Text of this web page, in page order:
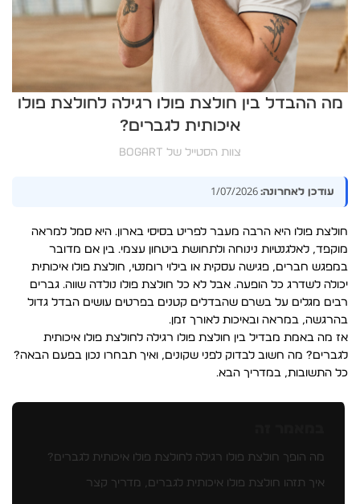
מה ההבדל בין חולצת פולו רגילה לחולצת פולו
איכותית לגברים?
צוות הסטייל של BOGART
עודכן לאחרונה:
חולצת פולו היא הרבה מעבר לפריט בסיסי בארון. היא סמל למראה
מוקפד, לאלגנטיות נינוחה ולתחושת ביטחון עצמי. בין אם מדובר
במפגש חברים, פגישה עסקית או בילוי רומנטי, חולצת פולו איכותית
יכולה לשדרג כל הופעה. אבל לא כל חולצת פולו נולדה שווה. גברים
רבים מגלים על בשרם שהבדלים קטנים בפרטים עושים הבדל גדול
בהרגשה, במראה ובאיכות לאורך זמן.
אז מה באמת מבדיל בין חולצת פולו רגילה לחולצת פולו איכותית
לגברים? מה חשוב לבדוק לפני שקונים, ואיך תבחרו נכון בפעם הבאה?
כל התשובות, במדריך הבא.
מה הופך חולצת פולו רגילה לחולצת פולו איכותית לגברים?
איך תזהו חולצת פולו איכותית לגברים, מדריך קצר